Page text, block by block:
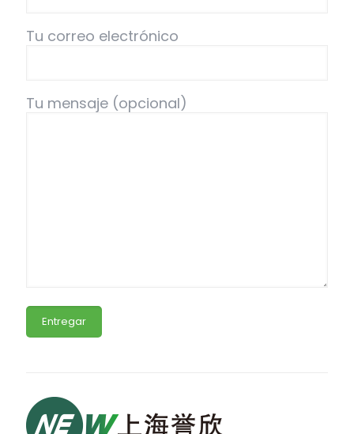
Tu correo electrónico
Tu mensaje (opcional)